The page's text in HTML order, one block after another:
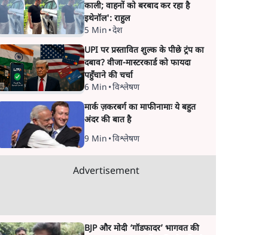
काली; वाहनों को बरबाद कर रहा है
इथेनॉल': राहुल
5 Min •देश
UPI पर प्रस्तावित शुल्क के पीछे ट्रंप का
दबाव? वीजा-मास्टरकार्ड को फायदा
पहुँचाने की चर्चा
6 Min •विश्लेषण
मार्क ज़करबर्ग का माफीनामाः ये बहुत
अंदर की बात है
9 Min •विश्लेषण
Advertisement
BJP और मोदी ‘गॉडफादर’ भागवत की